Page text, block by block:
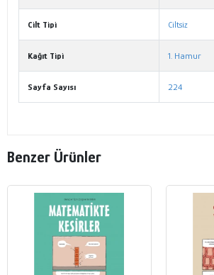
Cilt Tipi Ciltsiz
Kağıt Tipi 1. Hamur
Sayfa Sayısı 224
Benzer Ürünler